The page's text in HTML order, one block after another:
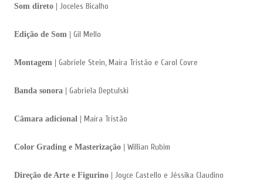
Som direto | Joceles Bicalho
Edição de Som | Gil Mello
Montagem | Gabriele Stein, Maíra Tristão e Carol Covre
Banda sonora | Gabriela Deptulski
Câmara adicional | Maíra Tristão
Color Grading e Masterização | Willian Rubim
Direção de Arte e Figurino | Joyce Castello e Jéssika Claudino